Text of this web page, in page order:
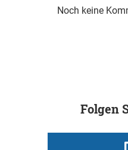
Noch keine
Folgen